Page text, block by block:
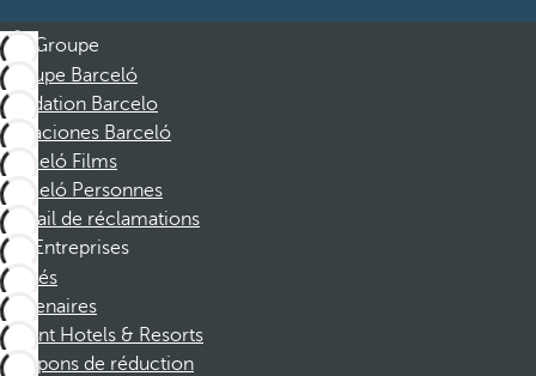
Groupe
Groupe Barceló
Fondation Barcelo
Vacaciones Barceló
Barceló Films
Barceló Personnes
Portail de réclamations
Entreprises
Affiliés
Partenaires
Dorint Hotels & Resorts
Coupons de réduction